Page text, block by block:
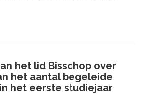
het lid Bisschop over
het aantal begeleide
het eerste studiejaar